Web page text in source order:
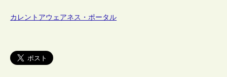
カレントアウェアネス・ポータル